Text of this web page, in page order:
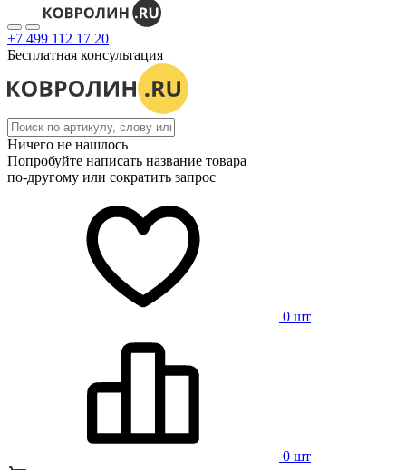
+7 499 112 17 20
Бесплатная консультация
Ничего не нашлось
Попробуйте написать название товара
по-другому или сократить запрос
0 шт
0 шт